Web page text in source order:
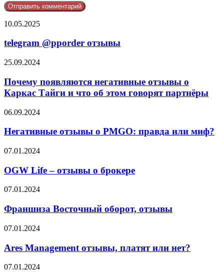
telegram
отзывы
10.05.2025
telegram @pporder отзывы
Почему
негативные
отзывы
о
Тайги
что
этом
партнёры
25.09.2024
Почему появляются негативные отзывы о
Каркас Тайги и что об этом говорят партнёры
Негативные
о
правда
миф?
06.09.2024
Негативные отзывы о PMGO: правда или миф?
OGW
–
отзывы
о
07.01.2024
OGW Life – отзывы о брокере
Франшиза
оборот,
отзывы
07.01.2024
Франшиза Восточный оборот, отзывы
Ares
отзывы,
платят
или
07.01.2024
Ares Management отзывы, платят или нет?
GuardCapital
07.01.2024